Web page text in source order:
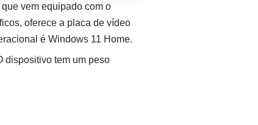
vem equipado com o
oferece a placa de vídeo
é Windows 11 Home.
dispositivo tem um peso